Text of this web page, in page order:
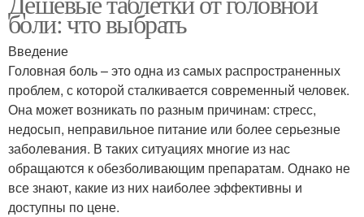
боли: что выбрать
Введение
Головная боль – это одна из самых распространенных
проблем, с которой сталкивается современный человек.
Она может возникать по разным причинам: стресс,
недосып, неправильное питание или более серьезные
заболевания. В таких ситуациях многие из нас
обращаются к обезболивающим препаратам. Однако не
все знают, какие из них наиболее эффективны и
доступны по цене.